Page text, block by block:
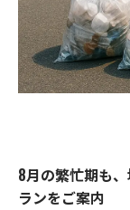
8月の繁忙期も
ランをご案内